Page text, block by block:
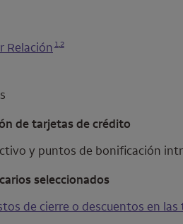
Relación 1 2
de tarjetas de crédito
y puntos de bonificación
seleccionados
de cierre o descuentos en